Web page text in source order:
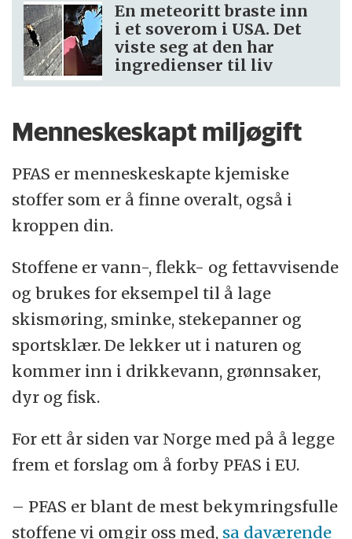
En meteoritt braste inn
i et soverom i USA. Det
viste seg at den har
ingredienser til liv
Menneskeskapt miljøgift
PFAS er menneskeskapte kjemiske
stoffer som er å finne overalt, også i
kroppen din.
Stoffene er vann-, flekk- og fettavvisende
og brukes for eksempel til å lage
skismøring, sminke, stekepanner og
sportsklær. De lekker ut i naturen og
kommer inn i drikkevann, grønnsaker,
dyr og fisk.
For ett år siden var Norge med på å legge
frem et forslag om å forby PFAS i EU.
– PFAS er blant de mest bekymringsfulle
stoffene vi omgir oss med, sa daværende